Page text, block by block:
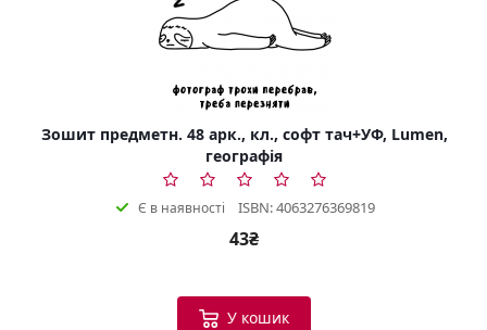
Зошит предметн. 48 арк., кл., софт тач+УФ, Lumen,
географія
Є в наявності ISBN: 4063276369819
43₴
У кошик